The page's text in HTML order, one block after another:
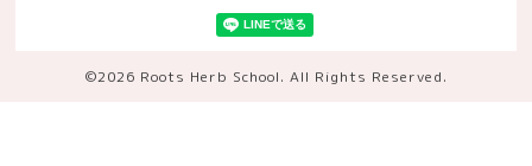
©2026 Roots Herb School. All Rights Reserved.